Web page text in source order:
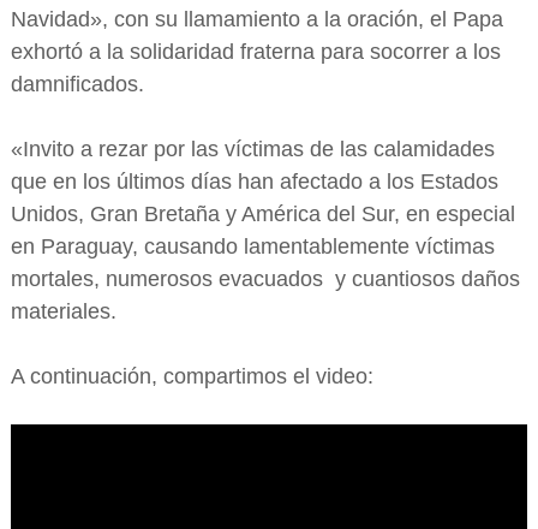
Navidad», con su llamamiento a la oración, el Papa
exhortó a la solidaridad fraterna para socorrer a los
damnificados.
«Invito a rezar por las víctimas de las calamidades
que en los últimos días han afectado a los Estados
Unidos, Gran Bretaña y América del Sur, en especial
en Paraguay, causando lamentablemente víctimas
mortales, numerosos evacuados y cuantiosos daños
materiales.
A continuación, compartimos el video: